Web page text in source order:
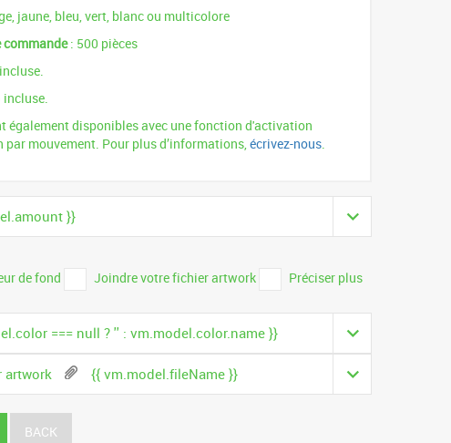
jaune, bleu, vert, blanc ou multicolore
: 500 pièces
incluse.
également disponibles avec une fonction d'activation
mouvement. Pour plus d’informations,écrivez-nous.
}}
de fond
Joindre votre fichier artwork
Préciser plus
=== null ? '' : vm.model.color.name }}
artwork {{ vm.model.fileName }}
BACK